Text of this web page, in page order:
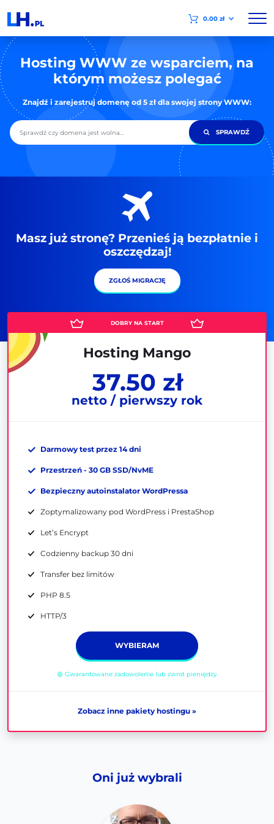
0.00 zł
Hosting WWW ze wsparciem, na
którym możesz polegać
Znajdź i zarejestruj domenę od 5 zł dla swojej strony WWW:
SPRAWDŹ
Masz już stronę? Przenieś ją bezpłatnie i
oszczędzaj!
ZGŁOŚ MIGRACJĘ
Hosting Mango
37.50 zł
netto / pierwszy rok
Darmowy test przez 14 dni
Przestrzeń - 30 GB SSD/NvME
Bezpieczny autoinstalator WordPressa
Zoptymalizowany pod WordPress i PrestaShop
Let’s Encrypt
Codzienny backup 30 dni
Transfer bez limitów
PHP 8.5
HTTP/3
WYBIERAM
Gwarantowane zadowolenie lub zwrot pieniędzy.
Zobacz inne pakiety hostingu »
Oni już wybrali